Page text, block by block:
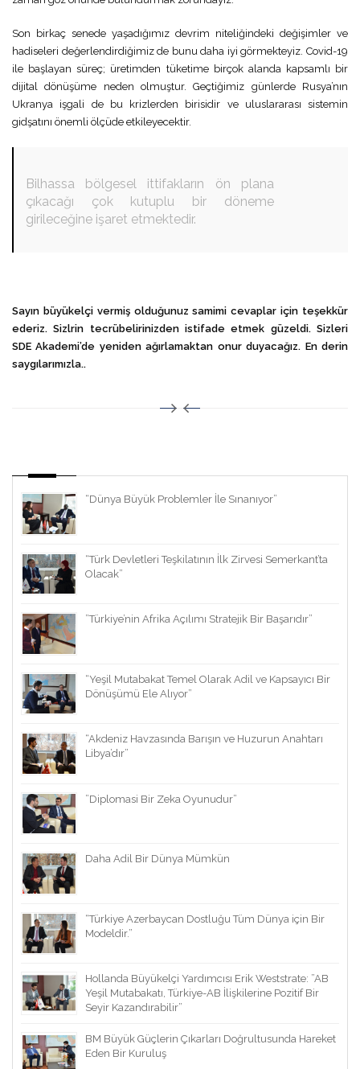
Son birkaç senede yaşadığımız devrim niteliğindeki değişimler ve
hadiseleri değerlendirdiğimiz de bunu daha iyi görmekteyiz. Covid-19
ile başlayan süreç; üretimden tüketime birçok alanda kapsamlı bir
dijital dönüşüme neden olmuştur. Geçtiğimiz günlerde Rusya’nın
Ukranya işgali de bu krizlerden birisidir ve uluslararası sistemin
gidşatını önemli ölçüde etkileyecektir.
Bilhassa bölgesel ittifakların ön plana
çıkacağı çok kutuplu bir döneme
girileceğine işaret etmektedir.
Sayın büyükelçi vermiş olduğunuz samimi cevaplar için teşekkür
ederiz. Sizlrin tecrübelirinizden istifade etmek güzeldi. Sizleri
SDE Akademi’de yeniden ağırlamaktan onur duyacağız. En derin
saygılarımızla..
“Dünya Büyük Problemler İle Sınanıyor”
“Türk Devletleri Teşkilatının İlk Zirvesi Semerkant’ta
Olacak”
”Türkiye’nin Afrika Açılımı Stratejik Bir Başarıdır”
“Yeşil Mutabakat Temel Olarak Adil ve Kapsayıcı Bir
Dönüşümü Ele Alıyor”
“Akdeniz Havzasında Barışın ve Huzurun Anahtarı
Libya’dır”
”Diplomasi Bir Zeka Oyunudur”
Daha Adil Bir Dünya Mümkün
“Türkiye Azerbaycan Dostluğu Tüm Dünya için Bir
Modeldir.”
Hollanda Büyükelçi Yardımcısı Erik Weststrate: ”AB
Yeşil Mutabakatı, Türkiye-AB İlişkilerine Pozitif Bir
Seyir Kazandırabilir”
BM Büyük Güçlerin Çıkarları Doğrultusunda Hareket
Eden Bir Kuruluş